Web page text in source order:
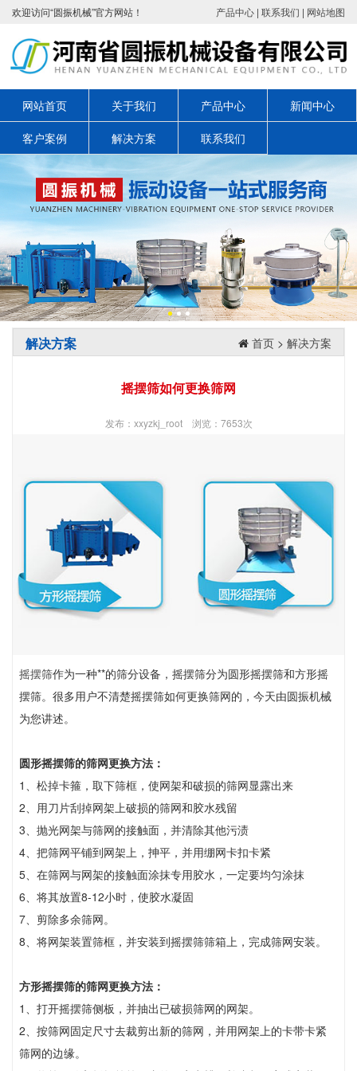
欢迎访问“圆振机械”官方网站！ 产品中心 | 联系我们 | 网站地图
网站首页 关于我们 产品中心 新闻中心
客户案例 解决方案 联系我们
解决方案 首页 > 解决方案
摇摆筛如何更换筛网
发布：xxyzkj_root 浏览：7653次
摇摆筛作为一种**的筛分设备，摇摆筛分为圆形摇摆筛和方形摇
摆筛。很多用户不清楚摇摆筛如何更换筛网的，今天由圆振机械
为您讲述。
圆形摇摆筛的筛网更换方法：
1、松掉卡箍，取下筛框，使网架和破损的筛网显露出来
2、用刀片刮掉网架上破损的筛网和胶水残留
3、抛光网架与筛网的接触面，并清除其他污渍
4、把筛网平铺到网架上，抻平，并用绷网卡扣卡紧
5、在筛网与网架的接触面涂抹专用胶水，一定要均匀涂抹
6、将其放置8-12小时，使胶水凝固
7、剪除多余筛网。
8、将网架装置筛框，并安装到摇摆筛筛箱上，完成筛网安装。
方形摇摆筛的筛网更换方法：
1、打开摇摆筛侧板，并抽出已破损筛网的网架。
2、按筛网固定尺寸去裁剪出新的筛网，并用网架上的卡带卡紧
筛网的边缘。